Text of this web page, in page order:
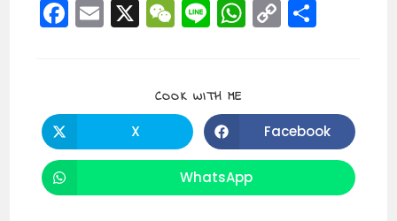
F
a
b
o
E
m
X W
e
h
a
t
Li
n
W
h
A
p
p
C
o
Li
n
COOK WITH ME
Opens
in
a
X Opens
in
a
Facebook
Opens
in
WhatsApp